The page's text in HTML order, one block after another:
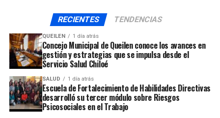
RECIENTES TENDENCIAS
QUEILEN 1 día atrás
Concejo Municipal de Queilen conoce los avances en
gestión y estrategias que se impulsa desde el
Servicio Salud Chiloé
SALUD 1 día atrás
Escuela de Fortalecimiento de Habilidades Directivas
desarrolló su tercer módulo sobre Riesgos
Psicosociales en el Trabajo